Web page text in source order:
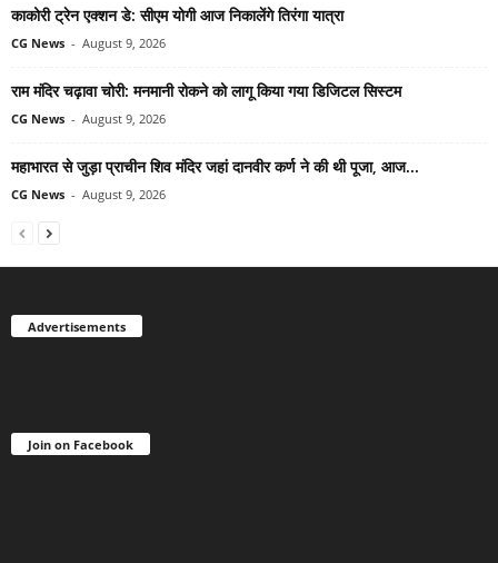
काकोरी ट्रेन एक्शन डे: सीएम योगी आज निकालेंगे तिरंगा यात्रा
CG News - August 9, 2026
राम मंदिर चढ़ावा चोरी: मनमानी रोकने को लागू किया गया डिजिटल सिस्टम
CG News - August 9, 2026
महाभारत से जुड़ा प्राचीन शिव मंदिर जहां दानवीर कर्ण ने की थी पूजा, आज...
CG News - August 9, 2026
Advertisements
Join on Facebook